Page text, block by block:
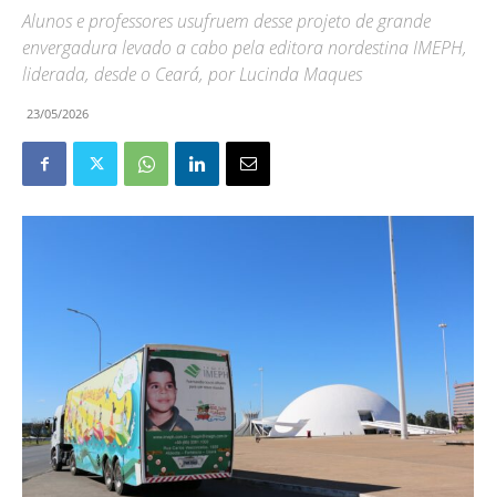
Alunos e professores usufruem desse projeto de grande
envergadura levado a cabo pela editora nordestina IMEPH,
liderada, desde o Ceará, por Lucinda Maques
23/05/2026